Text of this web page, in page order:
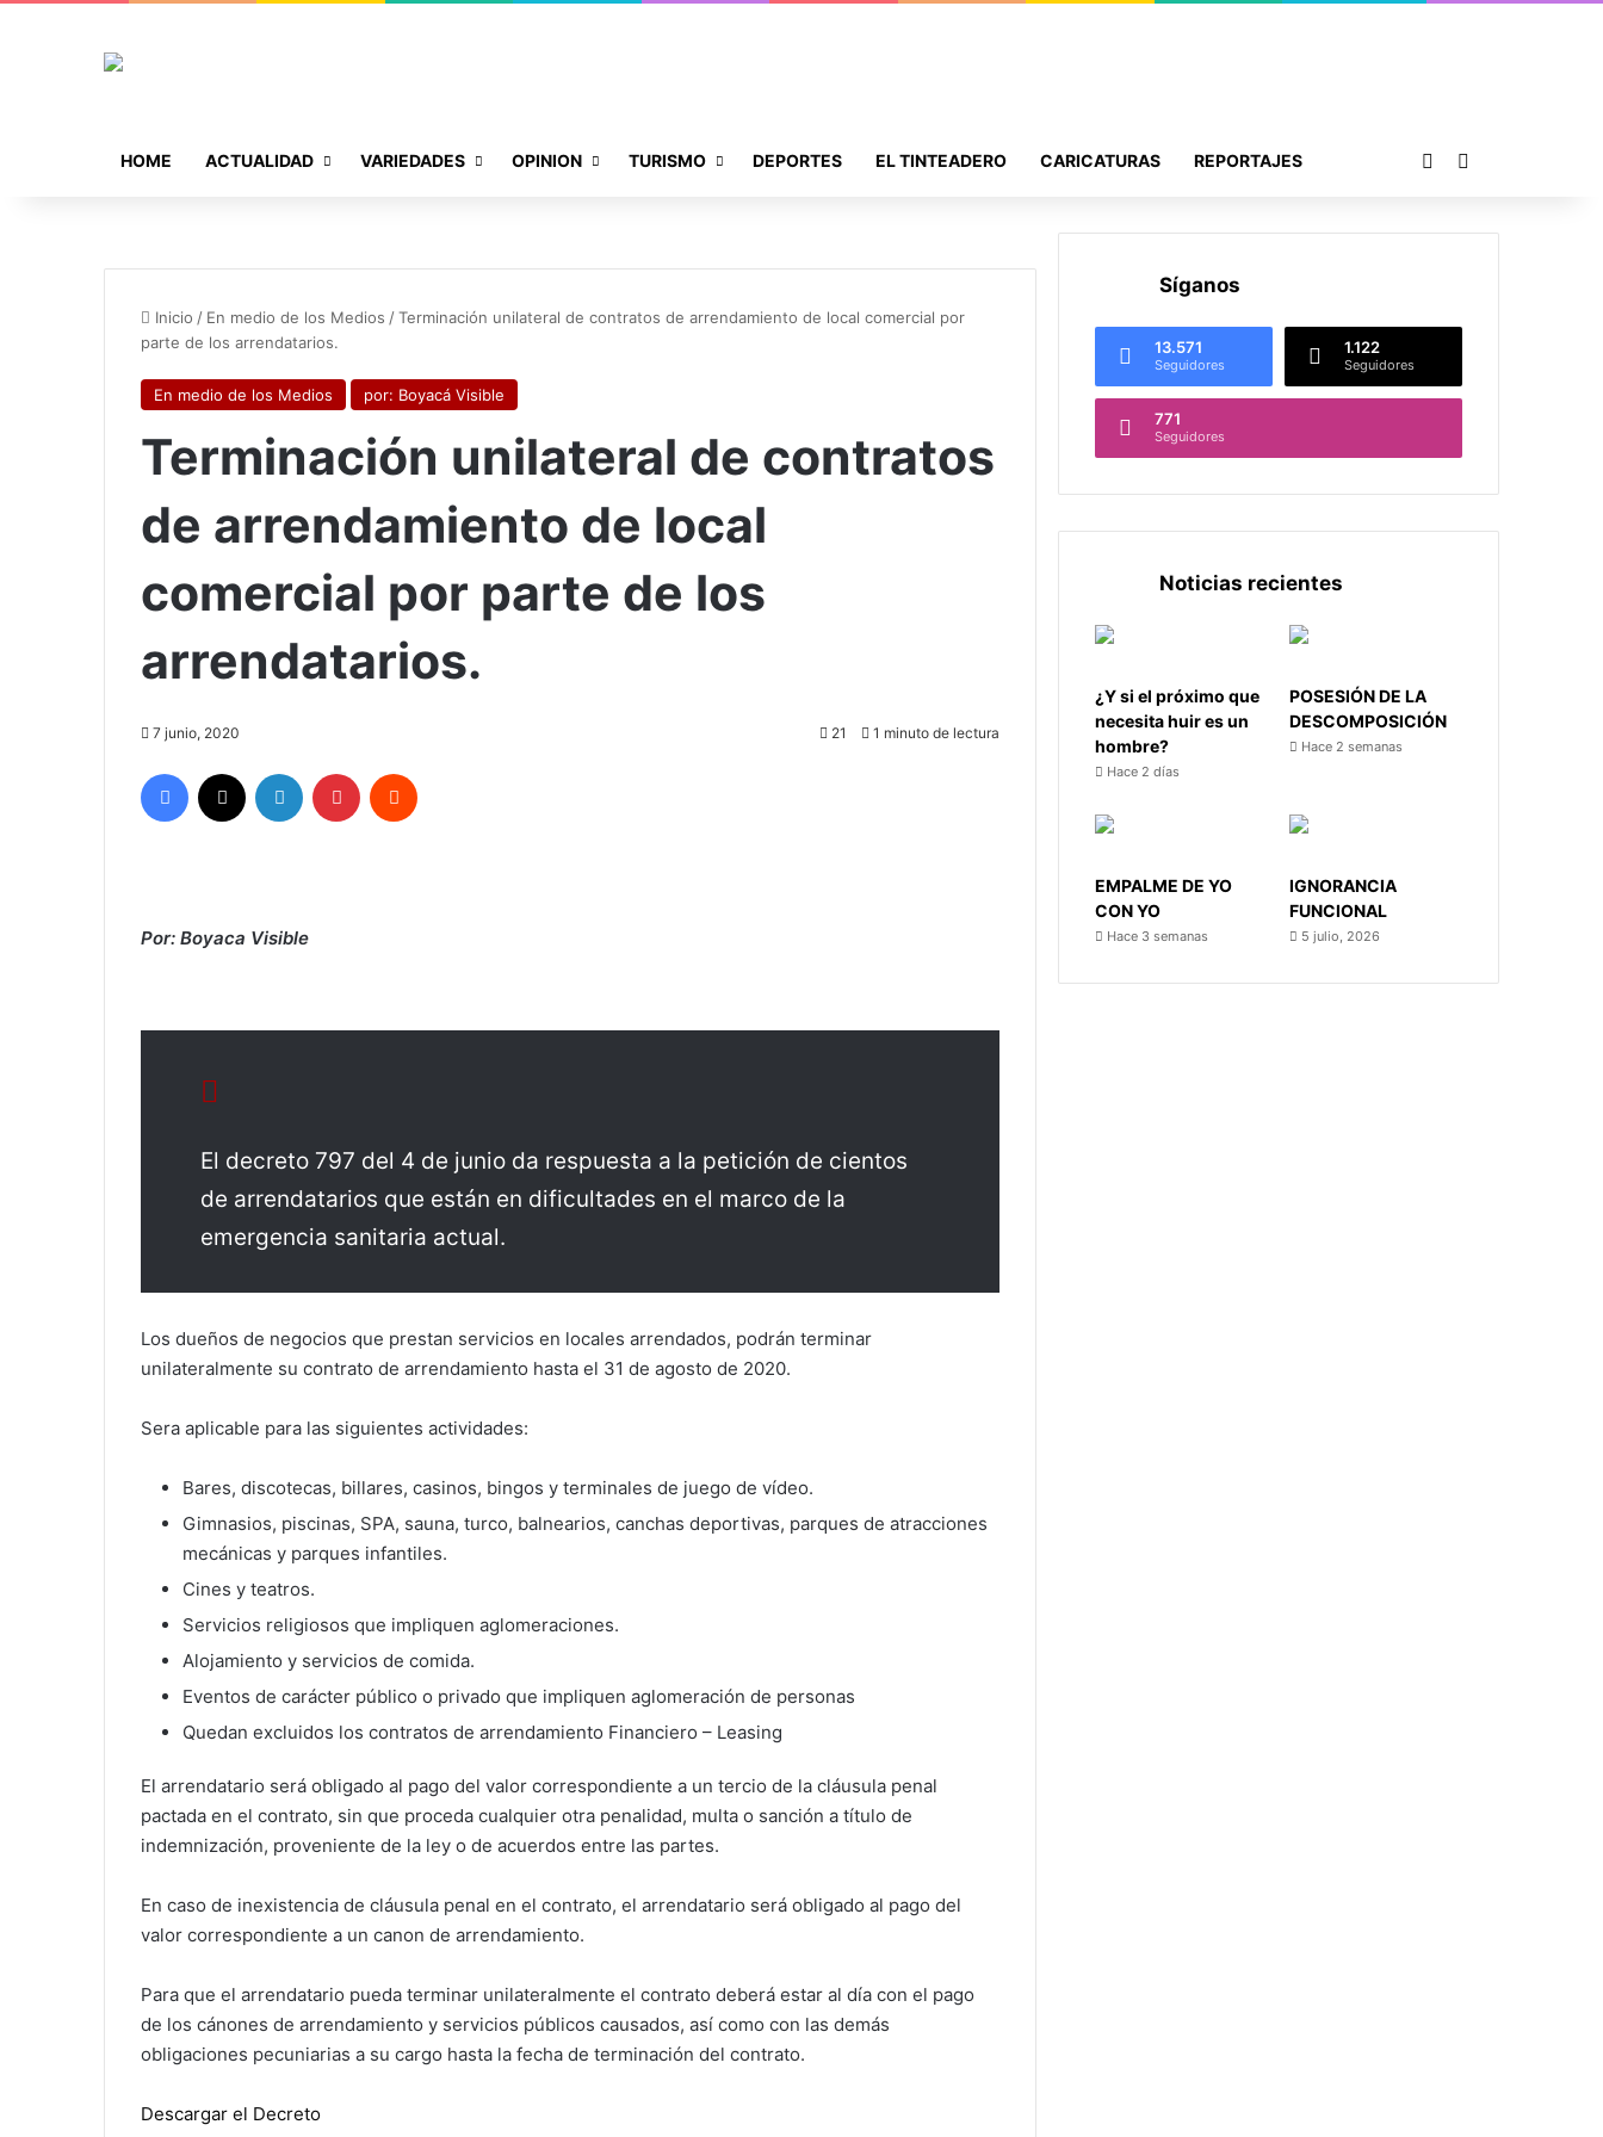
HOME ACTUALIDAD VARIEDADES OPINION TURISMO DEPORTES EL TINTEADERO CARICATURAS REPORTAJES Publicación al azar
Inicio / En medio de los Medios /Terminación unilateral de contratos de arrendamiento de local comercial por
parte de los arrendatarios.
En medio de los Medios por: Boyacá Visible
Terminación unilateral de contratos
de arrendamiento de local
comercial por parte de los
arrendatarios.
7 junio, 2020 21 1 minuto de lectura
Facebook LinkedIn Pinterest
Por: Boyaca Visible
El decreto 797 del 4 de junio da respuesta a la petición de cientos
de arrendatarios que están en dificultades en el marco de la
emergencia sanitaria actual.
Los dueños de negocios que prestan servicios en locales arrendados, podrán terminar
unilateralmente su contrato de arrendamiento hasta el 31 de agosto de 2020.
Sera aplicable para las siguientes actividades:
Bares, discotecas, billares, casinos, bingos y terminales de juego de vídeo.
Gimnasios, piscinas, SPA, sauna, turco, balnearios, canchas deportivas, parques de atracciones
mecánicas y parques infantiles.
Cines y teatros.
Servicios religiosos que impliquen aglomeraciones.
Alojamiento y servicios de comida.
Eventos de carácter público o privado que impliquen aglomeración de personas
Quedan excluidos los contratos de arrendamiento Financiero – Leasing
El arrendatario será obligado al pago del valor correspondiente a un tercio de la cláusula penal
pactada en el contrato, sin que proceda cualquier otra penalidad, multa o sanción a título de
indemnización, proveniente de la ley o de acuerdos entre las partes.
En caso de inexistencia de cláusula penal en el contrato, el arrendatario será obligado al pago del
valor correspondiente a un canon de arrendamiento.
Para que el arrendatario pueda terminar unilateralmente el contrato deberá estar al día con el pago
de los cánones de arrendamiento y servicios públicos causados, así como con las demás
obligaciones pecuniarias a su cargo hasta la fecha de terminación del contrato.
Descargar el Decreto
Síganos
13.571
Seguidores
1.122
Seguidores
771
Seguidores
Noticias recientes
¿Y si el próximo que
necesita huir es un
hombre?
Hace 2 días
POSESIÓN DE LA
DESCOMPOSICIÓN
Hace 2 semanas
EMPALME DE YO
CON YO
Hace 3 semanas
IGNORANCIA
FUNCIONAL
5 julio, 2026